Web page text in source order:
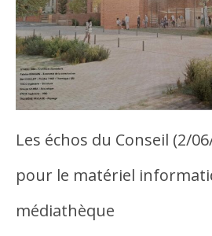
Les échos du Conseil (2/
pour le matériel
médiathèque